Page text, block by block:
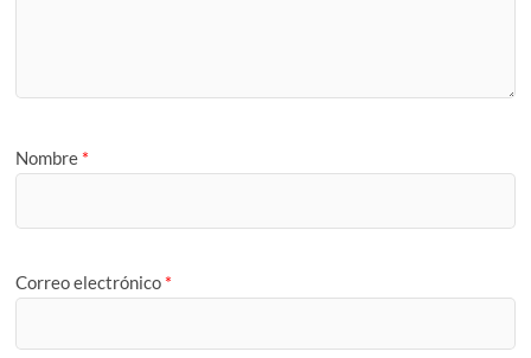
Nombre *
Correo electrónico *